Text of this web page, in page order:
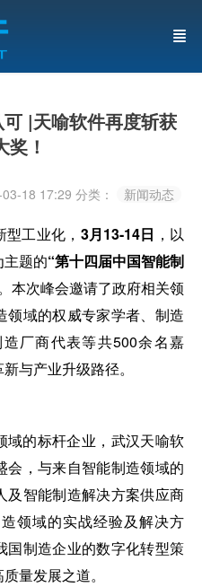
|天喻软件再度斩获
奖！
18 17:29 分类： 新闻动态
工业化， 3月13-14日 ，以
主题的“第十四届中国智能制
本次峰会邀请了政府相关领
领域的权威专家学者、制造
厂商代表等共500余名嘉
与产业升级路径。
域的标杆企业，武汉天喻软
会，与来自智能制造领域的
及智能制造解决方案供应商
领域的实战经验及解决方
国制造企业的数字化转型策
量发展之道。